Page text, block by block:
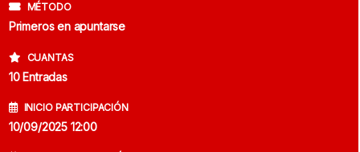
MÉTODO
Primeros en apuntarse
CUANTAS
10 Entradas
INICIO PARTICIPACIÓN
10/09/2025 12:00